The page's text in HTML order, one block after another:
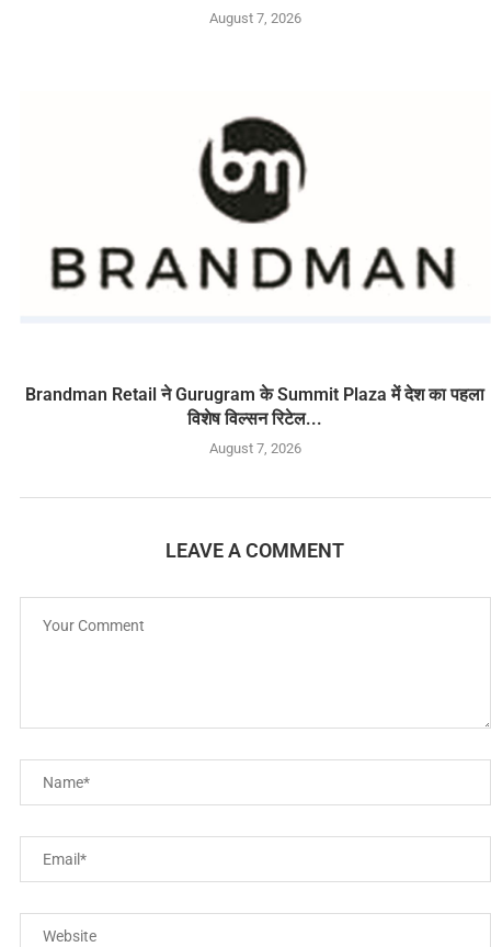
August 7, 2026
Brandman Retail ने Gurugram के Summit Plaza में देश का पहला
विशेष विल्सन रिटेल...
August 7, 2026
LEAVE A COMMENT